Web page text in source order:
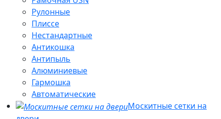
Рулонные
Плиссе
Нестандартные
Антикошка
Антипыль
Алюминиевые
Гармошка
Автоматические
Москитные сетки на